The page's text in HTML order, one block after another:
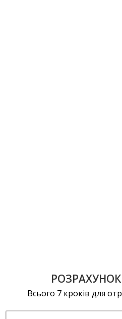
РОЗРАХУНОК
Всього 7 кроків для